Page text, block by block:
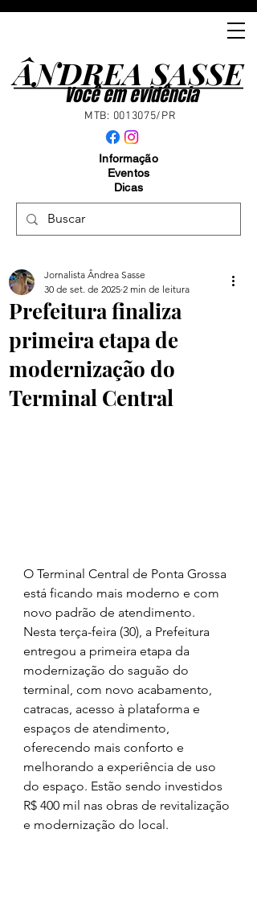
ÂNDREA SASSE
ÂNDREA SASSE
Você em evidência
MTB: 0013075/PR
Informação
Eventos
Dicas
Prefeitura finaliza
primeira etapa de
modernização do
Terminal Central
Jornalista Ândrea Sasse
30 de set. de 2025 2 min de leitura
O Terminal Central de Ponta Grossa
está ficando mais moderno e com
novo padrão de atendimento.
Nesta terça-feira (30), a Prefeitura
entregou a primeira etapa da
modernização do saguão do
terminal, com novo acabamento,
catracas, acesso à plataforma e
espaços de atendimento,
oferecendo mais conforto e
melhorando a experiência de uso
do espaço. Estão sendo investidos
R$ 400 mil nas obras de revitalização
e modernização do local.